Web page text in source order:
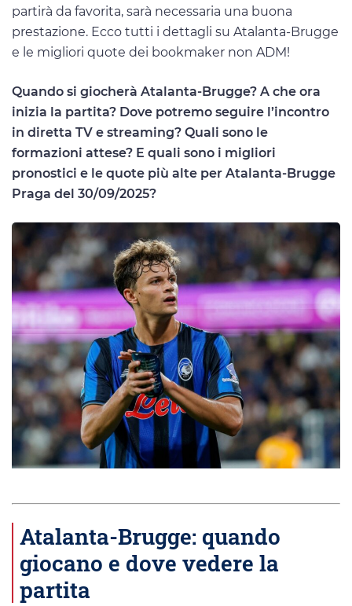
partirà da favorita, sarà necessaria una buona
prestazione. Ecco tutti i dettagli su Atalanta-Brugge
e le migliori quote dei bookmaker non ADM!
Quando si giocherà Atalanta-Brugge? A che ora
inizia la partita? Dove potremo seguire l’incontro
in diretta TV e streaming? Quali sono le
formazioni attese? E quali sono i migliori
pronostici e le quote più alte per Atalanta-Brugge
Praga del 30/09/2025?
Atalanta-Brugge: quando
giocano e dove vedere la
partita